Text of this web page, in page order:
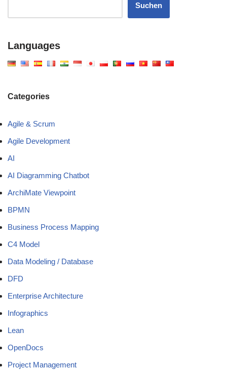
Suchen
Languages
Categories
Agile & Scrum
Agile Development
AI
AI Diagramming Chatbot
ArchiMate Viewpoint
BPMN
Business Process Mapping
C4 Model
Data Modeling / Database
DFD
Enterprise Architecture
Infographics
Lean
OpenDocs
Project Management